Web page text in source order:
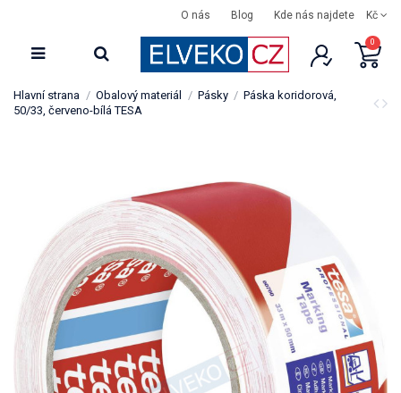
O nás Blog Kde nás najdete Kč
0
Hlavní strana Obalový materiál Pásky
Páska koridorová,
50/33, červeno-bílá TESA